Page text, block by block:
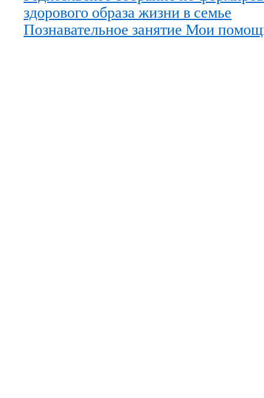
здорового образа жизни в семье
Познавательное занятие Мои